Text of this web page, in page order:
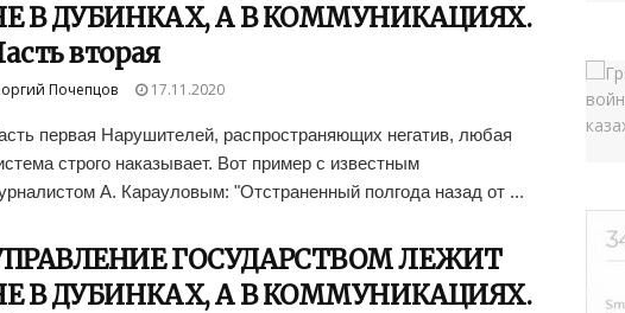
В ДУБИНКАХ, А В КОММУНИКАЦИЯХ.
вторая
Почепцов 17.11.2020
первая Нарушителей, распространяющих негатив, любая
строго наказывает. Вот пример с известным
А. Карауловым: "Отстраненный полгода назад от ...
ГОСУДАРСТВОМ ЛЕЖИТ
В ДУБИНКАХ, А В КОММУНИКАЦИЯХ.